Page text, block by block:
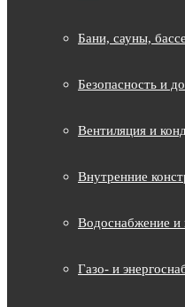
Бани, сауны,
Безопасность и
Вентиляция и
Внутренние
Водоснабжение и
Газо- и